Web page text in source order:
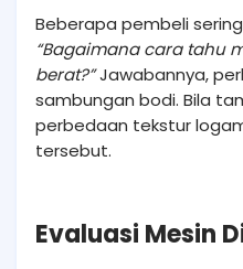
Beberapa pembeli
“Bagaimana cara tahu
berat?”Jawabannya,
sambungan bodi. Bila
perbedaan tekstur
tersebut.
Evaluasi Mesin